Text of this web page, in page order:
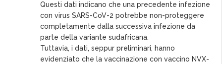
Questi dati indicano che una precedente infezione
con virus SARS-CoV-2 potrebbe non-proteggere
completamente dalla successiva infezione da
parte della variante sudafricana.
Tuttavia, i dati, seppur preliminari, hanno
evidenziato che la vaccinazione con vaccino NVX-